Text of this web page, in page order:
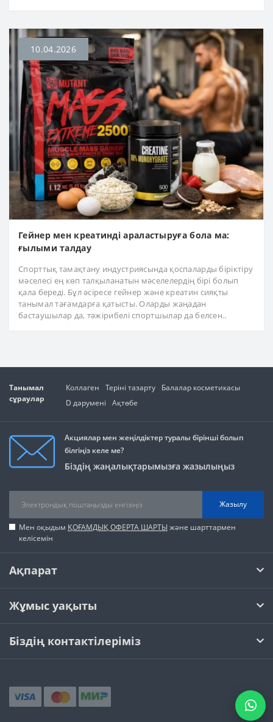
10.04.2026
Гейнер мен креатинді араластыруға бола ма:
ғылыми талдау
Спорттық тамақтану индустриясында қоспаларды біріктіру
мәселесі ең көп талқыланатын мәселелердің бірі болып
қала береді. Бұл әсіресе гейнер және креатин сияқты
танымал тағамдарға қатысты. Оларды жаңадан
бастаушылар да, тәжірибелі спортшылар да белсен..
Танымал
сұраулар
Коллаген Теріні тазарту
Балалар косметикасы
D дәрумені
Ақтөбе
Акциялар мен жеңілдіктер туралы бірінші болып
білгіңіз келе ме?
Біздің жаңалықтарымызға жазылыңыз
Жазылу
Мен оқыдым ҚОҒАМДЫҚ ОФЕРТА ШАРТЫ және шарттармен
келісемін
Ақпарат
Жұмыс уақыты
Біздің контактілеріміз